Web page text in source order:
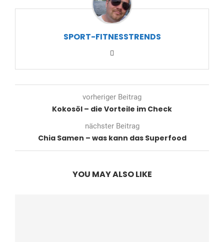
SPORT-FITNESSTRENDS
vorheriger Beitrag
Kokosöl – die Vorteile im Check
nächster Beitrag
Chia Samen – was kann das Superfood
YOU MAY ALSO LIKE